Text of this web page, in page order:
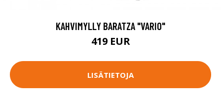
KAHVIMYLLY BARATZA "VARIO"
419 EUR
LISÄTIETOJA